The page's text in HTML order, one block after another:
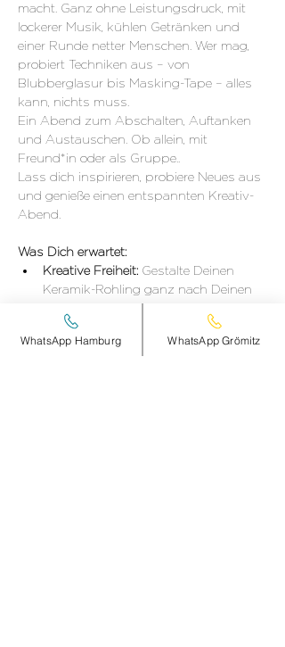
macht. Ganz ohne Leistungsdruck, mit
lockerer Musik, kühlen Getränken und
einer Runde netter Menschen. Wer mag,
probiert Techniken aus – von
Blubberglasur bis Masking-Tape – alles
kann, nichts muss.
Ein Abend zum Abschalten, Auftanken
und Austauschen. Ob allein, mit
Freund*in oder als Gruppe..
Lass dich inspirieren, probiere Neues aus
und genieße einen entspannten Kreativ-
Abend.
Was Dich erwartet:
Kreative Freiheit: Gestalte Deinen
Keramik-Rohling ganz nach Deinen
DETAILS hier >
WhatsApp Hamburg WhatsApp Grömitz